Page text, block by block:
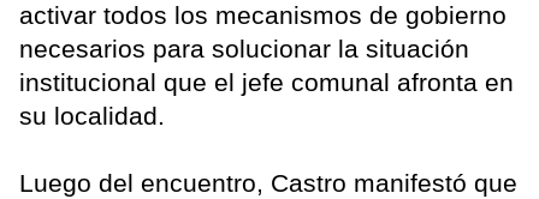
activar todos los mecanismos de gobierno
necesarios para solucionar la situación
institucional que el jefe comunal afronta en
su localidad.
Luego del encuentro, Castro manifestó que